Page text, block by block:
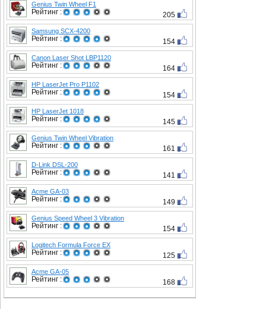
Genius Twin Wheel F1
Рейтинг : 205
Samsung SCX-4200
Рейтинг : 154
Canon Laser Shot LBP1120
Рейтинг : 164
HP LaserJet Pro P1102
Рейтинг : 154
HP LaserJet 1018
Рейтинг : 145
Genius Twin Wheel Vibration
Рейтинг : 161
D-Link DSL-200
Рейтинг : 141
Acme GA-03
Рейтинг : 149
Genius Speed Wheel 3 Vibration
Рейтинг : 154
Logitech Formula Force EX
Рейтинг : 125
Acme GA-05
Рейтинг : 168